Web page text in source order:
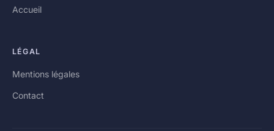
Accueil
LÉGAL
Mentions légales
Contact